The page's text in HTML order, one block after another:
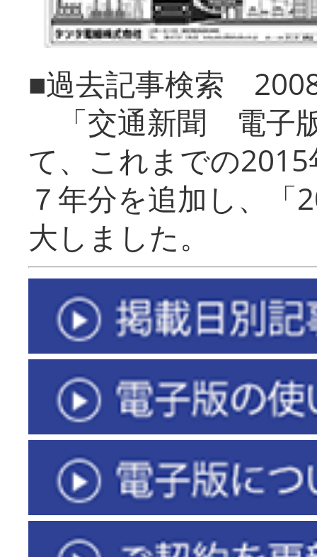
■過去記事検索
「交通新聞 電子
て、これまでの
７年分を追加し、「
大しまし